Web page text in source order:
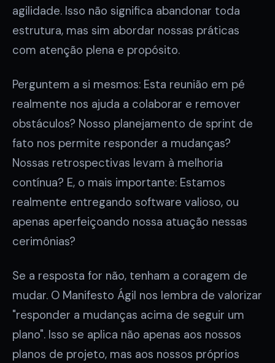
agilidade. Isso não significa abandonar toda
estrutura, mas sim abordar nossas práticas
com atenção plena e propósito.
Perguntem a si mesmos: Esta reunião em pé
realmente nos ajuda a colaborar e remover
obstáculos? Nosso planejamento de sprint de
fato nos permite responder a mudanças?
Nossas retrospectivas levam à melhoria
contínua? E, o mais importante: Estamos
realmente entregando software valioso, ou
apenas aperfeiçoando nossa atuação nessas
cerimônias?
Se a resposta for não, tenham a coragem de
mudar. O Manifesto Ágil nos lembra de valorizar
"responder a mudanças acima de seguir um
plano". Isso se aplica não apenas aos nossos
planos de projeto, mas aos nossos próprios